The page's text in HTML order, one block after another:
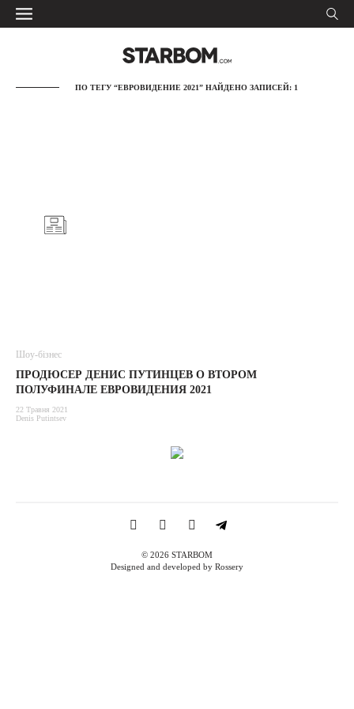
ПО ТЕГУ “ЕВРОВИДЕНИЕ 2021” НАЙДЕНО ЗАПИСЕЙ: 1
Шоу-бізнес
ПРОДЮСЕР ДЕНИС ПУТИНЦЕВ О ВТОРОМ
ПОЛУФИНАЛЕ ЕВРОВИДЕНИЯ 2021
22 Травня 2021
Denis Putintsev
© 2026 STARBOM
Designed and developed by Rossery